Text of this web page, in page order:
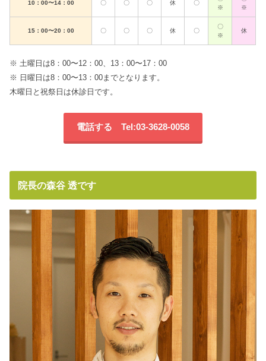
10：00〜14：00 〇 〇 〇 休 〇
※
※
15：00〜20：00 〇 〇 〇 休 〇
〇
※
休
※ 土曜日は8：00〜12：00、13：00〜17：00
※ 日曜日は8：00〜13：00までとなります。
木曜日と祝祭日は休診日です。
電話する Tel:03-3628-0058
院長の森谷 透です